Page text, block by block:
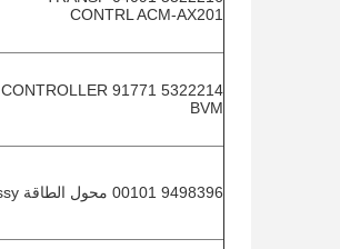
CONTRL ACM-AX201
5322214 91771 CONTROLLER
BVM
9498396 00101 محول الطاقة Assy